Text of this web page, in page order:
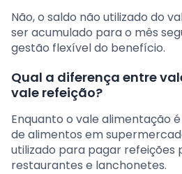
Não, o saldo não utilizado do
ser acumulado para o mês
gestão flexível do benefício.
Qual a diferença entre
vale refeição?
Enquanto o vale alimentação
de alimentos em
utilizado para pagar refeições
restaurantes e lanchonetes.